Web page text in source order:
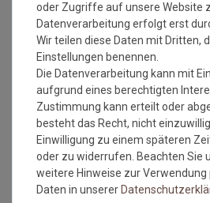
BergerBond D1U wird mit der
gleichmäßig aufgetragen. Nach der
eingelegt werden. Danach gründlich
Belagrückseite vollflächig benetzt ist.
30 – 45 Minuten nach zu walzen.
Eventuell müssen Kopfenden, Nähte
(spannungsreiche Stellen) nach ca.
werden. Bei Bedarf müssen diese
werden, bis der Klebstoff restlos
Stunden).
Die Abdichtung der Fugen oder das
kann erst nach kompletter
oder Zugriffe auf unsere Website
Datenverarbeitung erfolgt erst
Wir teilen diese Daten mit Dritten,
Einstellungen benennen.
Die Datenverarbeitung kann mit
aufgrund eines berechtigten
Zustimmung kann erteilt oder
besteht das Recht, nicht
Einwilligung zu einem späteren
oder zu widerrufen. Beachten Sie
weitere Hinweise zur
Daten in unserer